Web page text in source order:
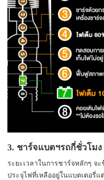
3. ชาร์จแบตฯรถกี่ชั่วโมง
ระยะเวลาในการชาร์จหลักๆ จ
ประจุไฟที่เหลืออยู่ในแบตเตอรี่แ